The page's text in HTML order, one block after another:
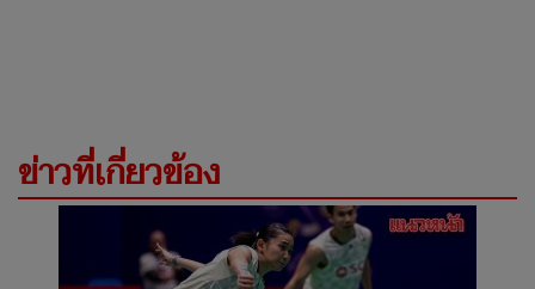
ข่าวที่เกี่ยวข้อง